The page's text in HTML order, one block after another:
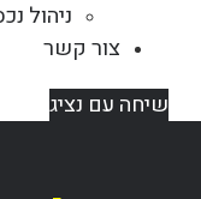
ניהול
צור קשר
שיחה עם נציג